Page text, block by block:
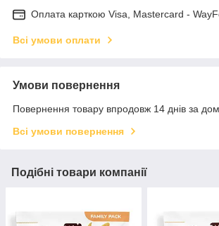
Оплата карткою Visa, Mastercard -
Всі умови оплати
Умови повернення
Повернення товару впродовж 14 днів за
Всі умови повернення
Подібні товари компанії